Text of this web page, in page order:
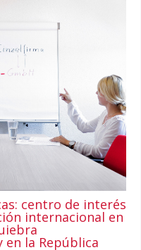
centro de interés
internacional en
la República